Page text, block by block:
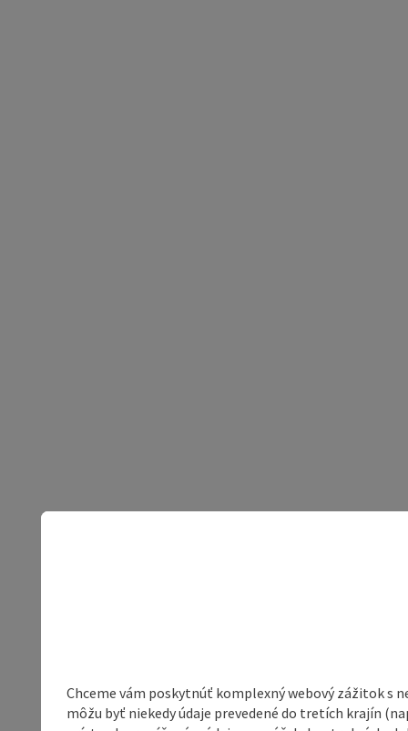
Chceme vám poskytnúť komplexný webový zážitok s
môžu byť niekedy údaje prevedené do tretích krajín